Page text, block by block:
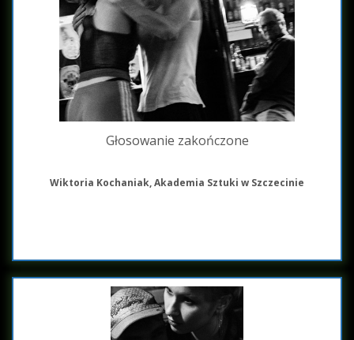
Głosowanie zakończone
Wiktoria Kochaniak, Akademia Sztuki w Szczecinie